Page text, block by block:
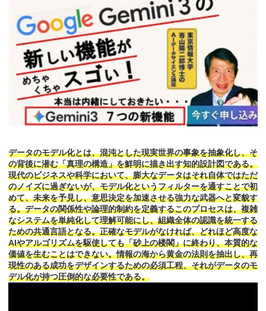
データのモデル化とは、混沌とした現実世界の事象を抽象化し、そ
の背後に潜む「真理の構造」を鮮明に描き出す知的設計図である。
現代のビジネスや科学において、膨大なデータはそれ自体ではただ
のノイズに過ぎないが、モデル化というフィルターを通すことで初
めて、未来を予見し、意思決定を加速させる強力な武器へと変貌す
る。データの関係性や論理的制約を定義するこのプロセスは、複雑
なシステムを単純化して理解可能にし、組織全体の認識を統一する
ための共通言語となる。正確なモデルがなければ、どれほど高度な
AIやアルゴリズムを駆使しても「砂上の楼閣」に終わり、本質的な
価値を生むことはできない。情報の海から黄金の法則を抽出し、再
現性のある成功をデザインするための必須工程、それがデータのモ
デル化が持つ圧倒的な必要性である。